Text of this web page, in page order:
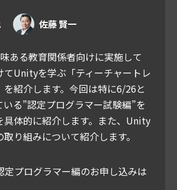
佐藤 賢一
ある教育関係者向けに実施して
てUnityを学ぶ「ティーチャートレ
を紹介します。今回は特に6/26と
る”認定プログラマー試験編”を
具体的に紹介します。また、Unity
り組みについて紹介します。
プログラマー編のお申し込みは